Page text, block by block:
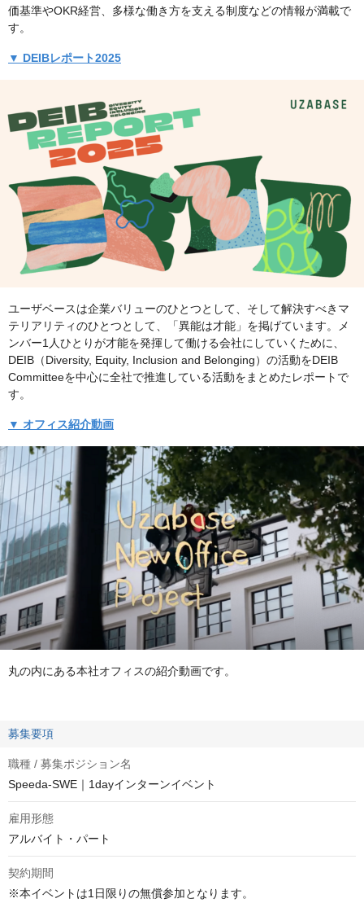
価基準やOKR経営、多様な働き方を支える制度などの情報が満載で
す。
▼ DEIBレポート2025
ユーザベースは企業バリューのひとつとして、そして解決すべきマ
テリアリティのひとつとして、「異能は才能」を掲げています。メ
ンバー1人ひとりが才能を発揮して働ける会社にしていくために、
DEIB（Diversity, Equity, Inclusion and Belonging）の活動をDEIB
Committeeを中心に全社で推進している活動をまとめたレポートで
す。
▼ オフィス紹介動画
丸の内にある本社オフィスの紹介動画です。
募集要項
職種 / 募集ポジション名
Speeda-SWE｜1dayインターンイベント
雇用形態
アルバイト・パート
契約期間
※本イベントは1日限りの無償参加となります。